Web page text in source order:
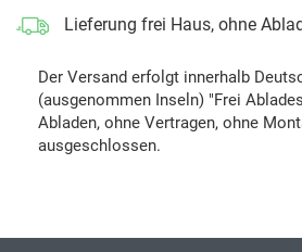
Lieferung frei Haus, ohne
Der Versand erfolgt innerhalb
(ausgenommen Inseln) "Frei
Abladen, ohne Vertragen, ohne
ausgeschlossen.